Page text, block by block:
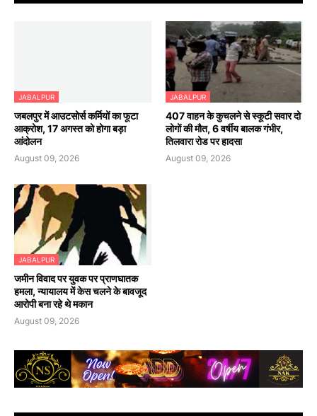
JABALPUR
जबलपुर में आउटसोर्स कर्मियों का फूटा
आक्रोश, 17 अगस्त को होगा बड़ा
आंदोलन
August 09, 2026
JABALPUR
407 वाहन के कुचलने से स्कूटी सवार दो
लोगों की मौत, 6 वर्षीय बालक गंभीर,
तिलवारा रोड पर हादसा
August 09, 2026
JABALPUR
जमीन विवाद पर युवक पर प्राणघातक
हमला, न्यायालय में केस चलने के बावजूद
आरोपी बना रहे थे मकान
August 09, 2026